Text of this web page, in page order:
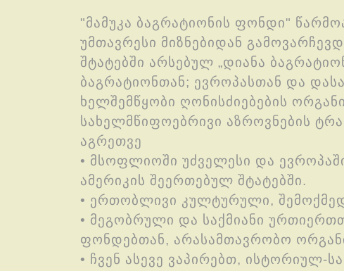
"მამუკა ბაგრატიონის ფონდი"
უმთავრესი მიზნებიდან
შტატებში არსებულ „დიანა
ბაგრატიონთან; ევროპასთან და
ხელშემწყობი ღონისძიებების
სახელმწიფოებრივი აზროვნების
აგრეთვე
• მსოფლიოში უძველესი და
ამერიკის შეერთებულ შტატებში.
• ერთობლივი კულტურული,
• მეგობრული და საქმიანი
ფონდებთან, არასამთავრობო
• ჩვენ ასევე ვაპირებთ, ისტორიულ-